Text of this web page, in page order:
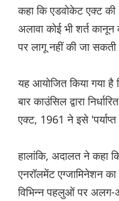
कहा कि एडवोकेट एक्ट की
अलावा कोई भी शर्त
पर लागू नहीं की जा सकती
यह आयोजित किया गया है
बार काउंसिल द्वारा
एक्ट, 1961 ने इसे
हालांकि, अदालत ने कहा
एनरॉलमेंट एग्जामिनेशन
विभिन्न पहलुओं पर